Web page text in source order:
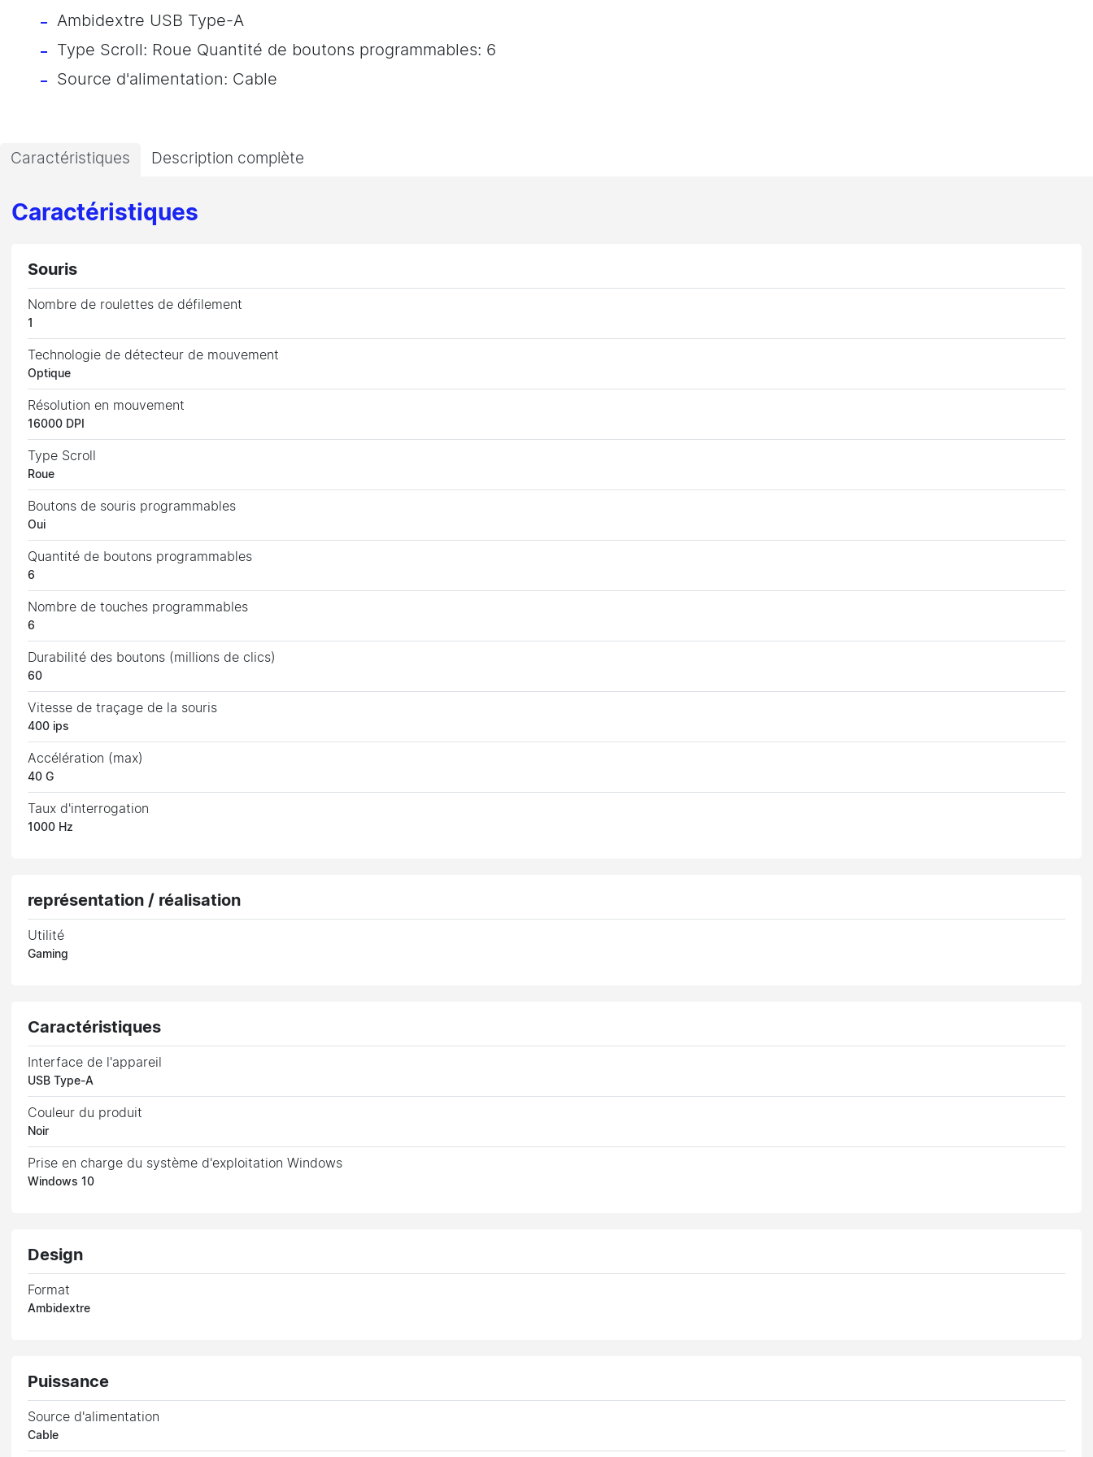
Ambidextre USB Type-A
Type Scroll: Roue Quantité de boutons programmables: 6
Source d'alimentation: Cable
Caractéristiques Description complète
Caractéristiques
Souris
Nombre de roulettes de défilement
1
Technologie de détecteur de mouvement
Optique
Résolution en mouvement
16000 DPI
Type Scroll
Roue
Boutons de souris programmables
Oui
Quantité de boutons programmables
6
Nombre de touches programmables
6
Durabilité des boutons (millions de clics)
60
Vitesse de traçage de la souris
400 ips
Accélération (max)
40 G
Taux d'interrogation
1000 Hz
représentation / réalisation
Utilité
Gaming
Caractéristiques
Interface de l'appareil
USB Type-A
Couleur du produit
Noir
Prise en charge du système d'exploitation Windows
Windows 10
Design
Format
Ambidextre
Puissance
Source d'alimentation
Cable